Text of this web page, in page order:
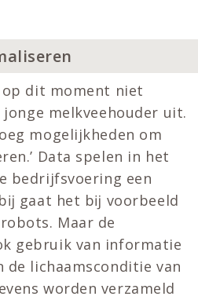
op dit moment niet
melkveehouder uit.
mogelijkheden om
Data spelen in het
bedrijfsvoering een
gaat het bĳ voorbeeld
Maar de
gebruik van informatie
de lichaamsconditie van
worden verzameld